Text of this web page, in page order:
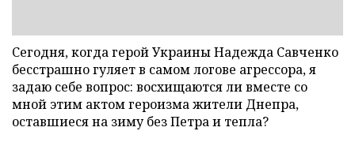
Сегодня, когда герой Украины Надежда Савченко
бесстрашно гуляет в самом логове агрессора, я
задаю себе вопрос: восхищаются ли вместе со
мной этим актом героизма жители Днепра,
оставшиеся на зиму без Петра и тепла?